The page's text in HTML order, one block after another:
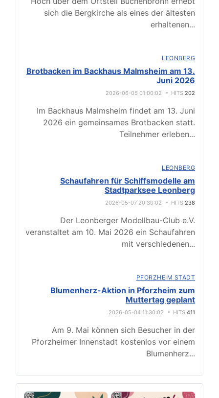
sich die Bergkirche als eines der ältesten
erhaltenen...
LEONBERG
Brotbacken im Backhaus Malmsheim am 13.
Juni 2026
2026-06-05 01:00:02 HITS 202
Im Backhaus Malmsheim findet am 13. Juni
2026 ein gemeinsames Brotbacken statt.
Teilnehmer erleben...
LEONBERG
Schaufahren für Schiffsmodelle am
Stadtparksee Leonberg
2026-05-07 20:30:02 HITS 238
Der Leonberger Modellbau-Club e.V.
veranstaltet am 10. Mai 2026 ein Schaufahren
mit verschiedenen...
PFORZHEIM STADT
Blumenherz-Aktion in Pforzheim zum
Muttertag geplant
2026-05-04 11:30:02 HITS 411
Am 9. Mai können sich Besucher in der
Pforzheimer Innenstadt kostenlos vor einem
Blumenherz...